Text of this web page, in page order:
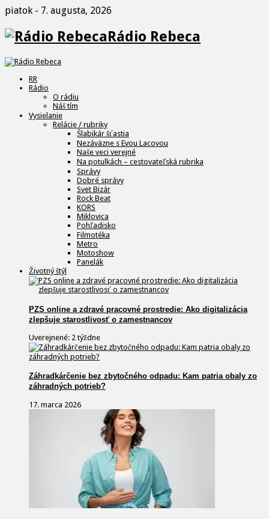
piatok - 7. augusta, 2026
Rádio Rebeca
RR
Rádio
O rádiu
Náš tím
Vysielanie
Relácie / rubriky
Šlabikár šťastia
Nezáväzne s Evou Lacovou
Naše veci verejné
Na potulkách – cestovateľská rubrika
Správy
Dobré správy
Svet Bizár
Rock Beat
KORS
Miklovica
Pohľadisko
Filmotéka
Metro
Motoshow
Panelák
Životný štýl
PZS online a zdravé pracovné prostredie: Ako digitalizácia
zlepšuje starostlivosť o zamestnancov
Uverejnené: 2 týždne
Záhradkárčenie bez zbytočného odpadu: Kam patria obaly zo
záhradných potrieb?
17. marca 2026